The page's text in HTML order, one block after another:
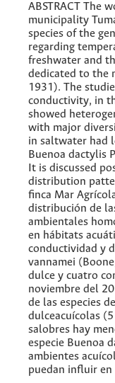
ABSTRACT The
municipality
species of the
regarding
freshwater and
dedicated to the
1931). The
conductivity, in
showed
with major
in saltwater had
Buenoa dactylis
It is discussed
distribution
finca Mar
distribución de
ambientales
en hábitats
conductividad y
vannamei
dulce y cuatro
noviembre del
de las especies
dulceacuícolas
salobres hay
especie Buenoa
ambientes
puedan influir